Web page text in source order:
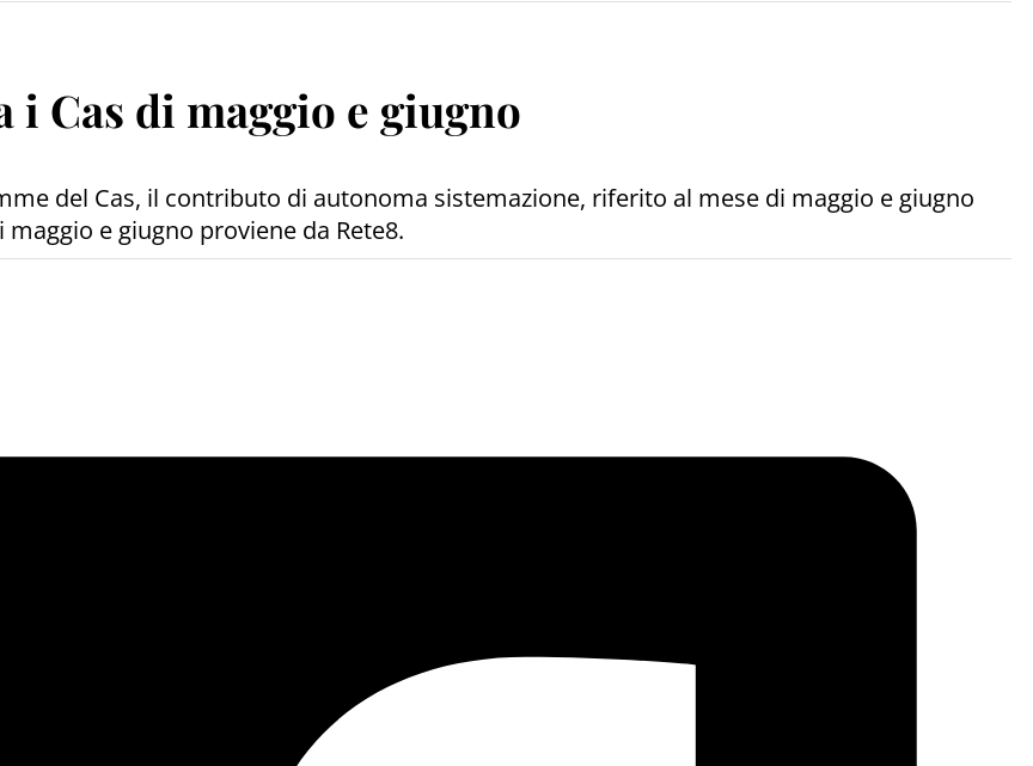
Cas di maggio e giugno
del Cas, il contributo di autonoma sistemazione, riferito al mese di maggio e giugno
e giugno proviene da Rete8.